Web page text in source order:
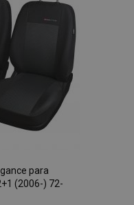
Deseos
para
(2006-) 72-